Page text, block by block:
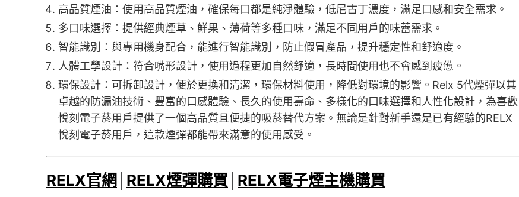
高品質煙油：使用高品質煙油，確保每口都是純淨體驗，低尼古丁濃度，滿足口感和安全需求。
多口味選擇：提供經典煙草、鮮果、薄荷等多種口味，滿足不同用戶的味蕾需求。
智能識別：與專用機身配合，能進行智能識別，防止假冒產品，提升穩定性和舒適度。
人體工學設計：符合嘴形設計，使用過程更加自然舒適，長時間使用也不會感到疲憊。
環保設計：可拆卸設計，便於更換和清潔，環保材料使用，降低對環境的影響。Relx 5代煙彈以其
卓越的防漏油技術、豐富的口感體驗、長久的使用壽命、多樣化的口味選擇和人性化設計，為喜歡
悅刻電子菸用戶提供了一個高品質且便捷的吸菸替代方案。無論是針對新手還是已有經驗的RELX
悅刻電子菸用戶，這款煙彈都能帶來滿意的使用感受。
RELX官網 RELX煙彈購買 RELX電子煙主機購買